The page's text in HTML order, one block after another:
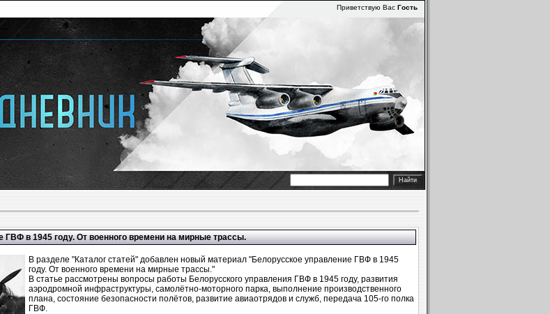
Приветствую Вас Гость
ГВФ в 1945 году. От военного времени на мирные трассы.
В разделе "Каталог статей" добавлен новый материал "Белорусское управление ГВФ в 1945
году. От военного времени на мирные трассы."
В статье рассмотрены вопросы работы Белорусского управления ГВФ в 1945 году, развития
аэродромной инфраструктуры, самолётно-моторного парка, выполнение производственного
плана, состояние безопасности полётов, развитие авиаотрядов и служб, передача 105-го полка
ГВФ.